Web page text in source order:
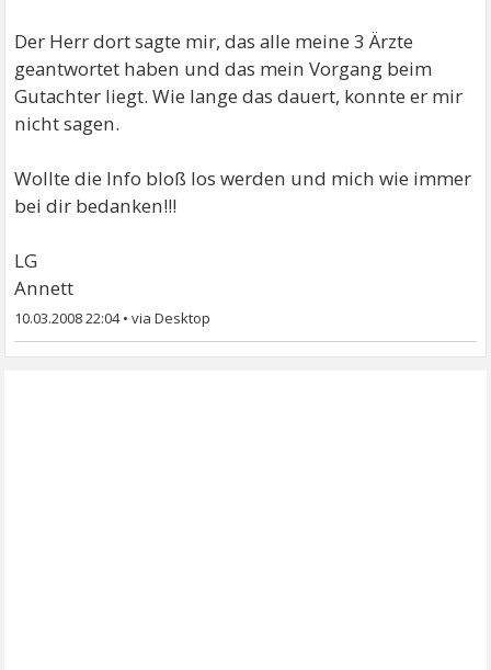
Der Herr dort sagte mir, das alle meine 3 Ärzte
geantwortet haben und das mein Vorgang beim
Gutachter liegt. Wie lange das dauert, konnte er mir
nicht sagen.
Wollte die Info bloß los werden und mich wie immer
bei dir bedanken!!!
LG
Annett
10.03.2008 22:04•